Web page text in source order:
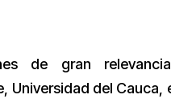
de gran
Universidad del Cauca,